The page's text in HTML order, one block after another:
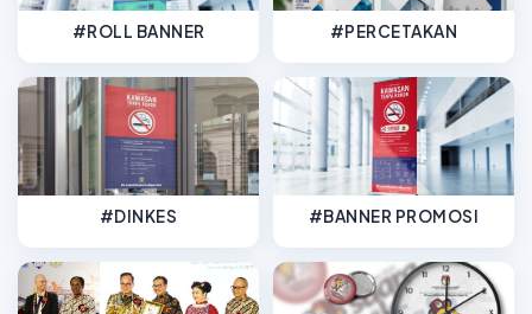
#ROLL BANNER #PERCETAKAN
#DINKES #BANNER PROMOSI